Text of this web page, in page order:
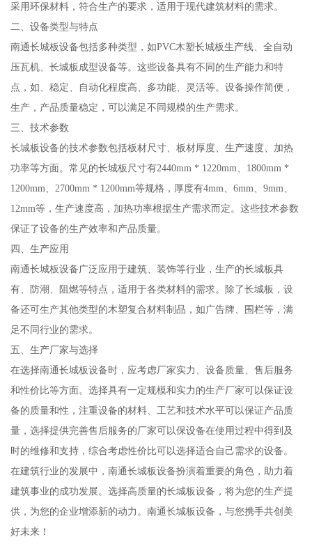
采用环保材料，符合生产的要求，适用于现代建筑材料的需求。
二、设备类型与特点
南通长城板设备包括多种类型，如PVC木塑长城板生产线、全自动
压瓦机、长城板成型设备等。这些设备具有不同的生产能力和特
点，如、稳定、自动化程度高、多功能、灵活等。设备操作简便，
生产，产品质量稳定，可以满足不同规模的生产需求。
三、技术参数
长城板设备的技术参数包括板材尺寸、板材厚度、生产速度、加热
功率等方面。常见的长城板尺寸有2440mm * 1220mm、1800mm *
1200mm、2700mm * 1200mm等规格，厚度有4mm、6mm、9mm、
12mm等，生产速度高，加热功率根据生产需求而定。这些技术参数
保证了设备的生产效率和产品质量。
四、生产应用
南通长城板设备广泛应用于建筑、装饰等行业，生产的长城板具
有、防潮、阻燃等特点，适用于各类材料的需求。除了长城板，设
备还可生产其他类型的木塑复合材料制品，如广告牌、围栏等，满
足不同行业的需求。
五、生产厂家与选择
在选择南通长城板设备时，应考虑厂家实力、设备质量、售后服务
和性价比等方面。选择具有一定规模和实力的生产厂家可以保证设
备的质量和性，注重设备的材料、工艺和技术水平可以保证产品质
量，选择提供完善售后服务的厂家可以保设备在使用过程中得到及
时的维修和支持，综合考虑性价比可以选择适合自己需求的设备。
在建筑行业的发展中，南通长城板设备扮演着重要的角色，助力着
建筑事业的成功发展。选择高质量的长城板设备，将为您的生产提
供，为您的企业增添新的动力。南通长城板设备，与您携手共创美
好未来！